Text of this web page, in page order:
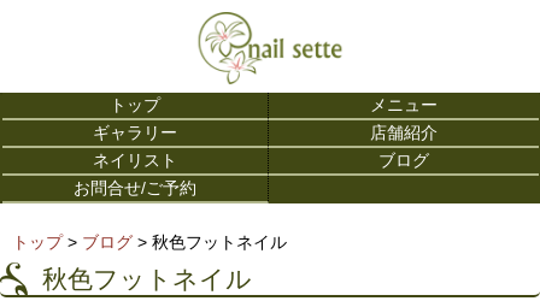
トップ
メニュー
ギャラリー
店舗紹介
ネイリスト
ブログ
お問合せ/ご予約
トップ> ブログ > 秋色フットネイル
秋色フットネイル